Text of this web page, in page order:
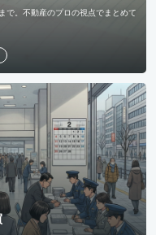
で。不動産のプロの視点でまとめて